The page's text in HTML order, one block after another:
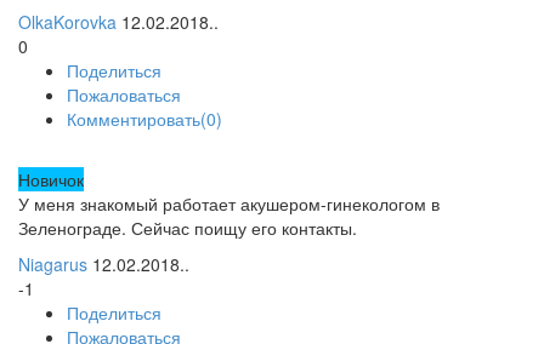
OlkaKorovka 12.02.2018..
0
Поделиться
Пожаловаться
Комментировать(0)
Новичок
У меня знакомый работает акушером-гинекологом в
Зеленограде. Сейчас поищу его контакты.
Niagarus 12.02.2018..
-1
Поделиться
Пожаловаться